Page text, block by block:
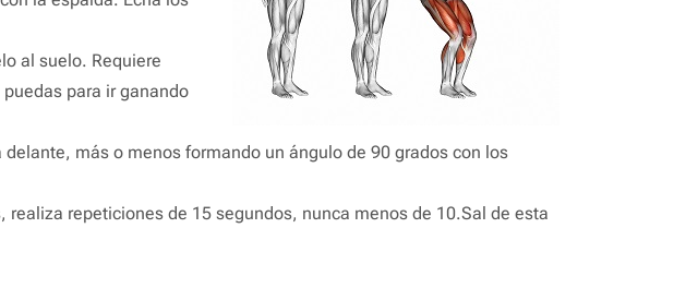
al suelo. Requiere
para ir ganando
más o menos formando un ángulo de 90 grados con los
repeticiones de 15 segundos, nunca menos de 10.Sal de esta